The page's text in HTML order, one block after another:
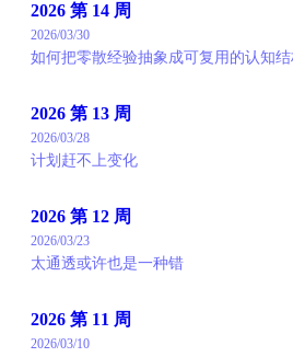
2026 第 14 周
2026/03/30
如何把零散经验抽象成可复用的认知
2026 第 13 周
2026/03/28
计划赶不上变化
2026 第 12 周
2026/03/23
太通透或许也是一种错
2026 第 11 周
2026/03/10